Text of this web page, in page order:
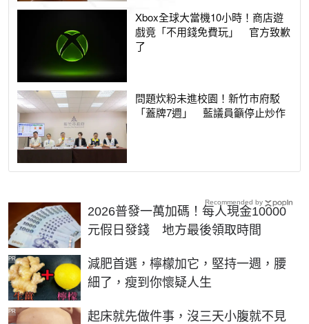
Xbox全球大當機10小時！商店遊
戲竟「不用錢免費玩」 官方致歉
了
問題炊粉未進校園！新竹市府駁
「蓋牌7週」 藍議員籲停止炒作
2026普發一萬加碼！每人現金10000
元假日發錢 地方最後領取時間
減肥首選，檸檬加它，堅持一週，腰
細了，瘦到你懷疑人生
PR
起床就先做件事，沒三天小腹就不見
PR
Recommended by